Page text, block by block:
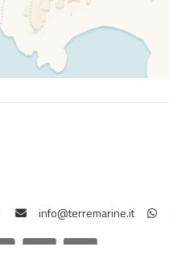
info@terremarine.it